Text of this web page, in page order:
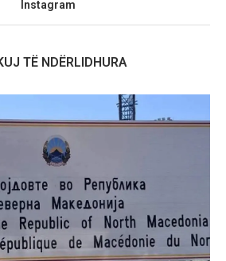
Instagram
TË NDËRLIDHURA